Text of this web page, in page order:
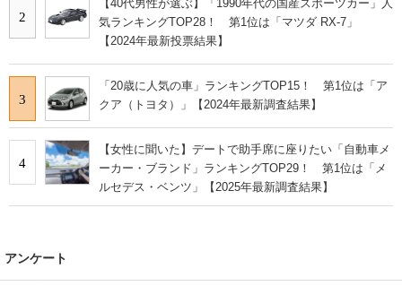
2
【40代男性が選ぶ】「1990年代の国産スポーツカー」人
気ランキングTOP28！ 第1位は「マツダ RX-7」
【2024年最新投票結果】
3
「20歳に人気の車」ランキングTOP15！ 第1位は「ア
クア（トヨタ）」【2024年最新調査結果】
4
【女性に聞いた】デートで助手席に座りたい「自動車メ
ーカー・ブランド」ランキングTOP29！ 第1位は「メ
ルセデス・ベンツ」【2025年最新調査結果】
アンケート